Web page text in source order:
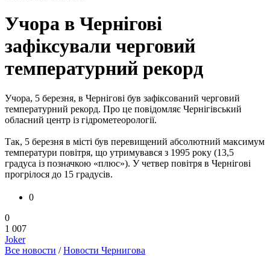
Учора в Чернігові
зафіксували черговий
температурний рекорд
Учора, 5 березня, в Чернігові був зафіксований черговий
температурний рекорд. Про це повідомляє Чернігівський
обласний центр із гідрометеорології.
Так, 5 березня в місті був перевищений абсолютний максимум
температури повітря, що утримувався з 1995 року (13,5
градуса із позначкою «плюс»). У четвер повітря в Чернігові
прогрілося до 15 градусів.
0
0
1 007
Joker
Все новости /Новости Чернигова